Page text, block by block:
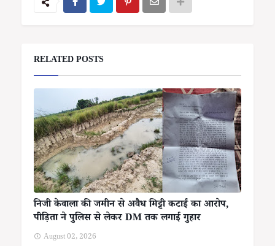
RELATED POSTS
निजी केवाला की जमीन से अवैध मिट्टी कटाई का आरोप,
पीड़िता ने पुलिस से लेकर DM तक लगाई गुहार
August 02, 2026